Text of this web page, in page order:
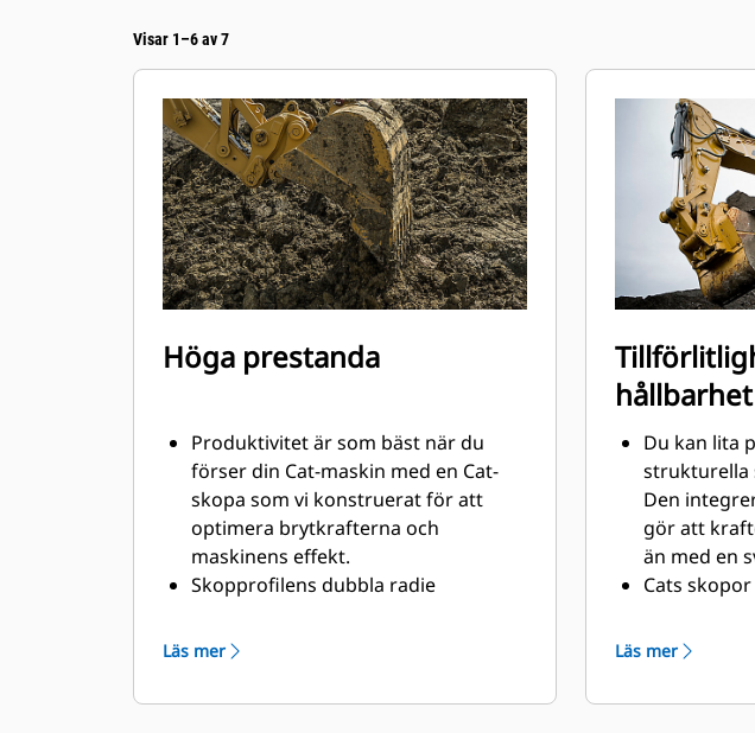
Visar 1–6 av 7
Höga prestanda
Produktivitet är som bäst när du
förser din Cat-maskin med en Cat-
skopa som vi konstruerat för att
optimera brytkrafterna och
maskinens effekt.
Skopprofilens dubbla radie
in i skopan. Skophälens utökade
inte släpar, vilket minskar
Läs mer
hållbarhet
Du kan lita
strukturella
Den
gör att
än med en
Cats
särskilt
Skydda
Läs mer